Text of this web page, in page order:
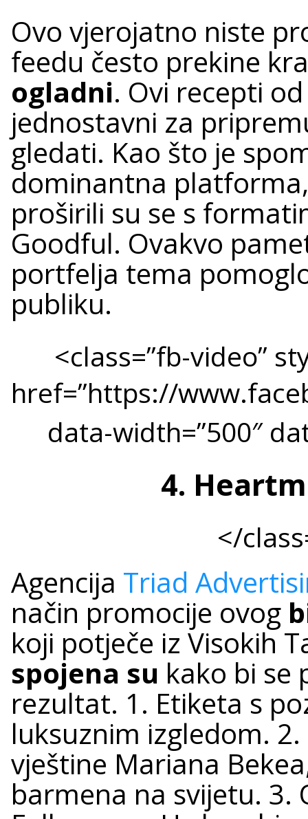
Ovo vjerojatno niste
feedu često prekine
ogladni. Ovi recepti
jednostavni za
gledati. Kao što je
dominantna
proširili su se s
Goodful. Ovakvo
portfelja tema
publiku.
<class=”fb-video”
href=”https://
data-width=”500″
4.
</
Agencija Triad
način promocije ovog
koji potječe iz Visokih
spojena su kako bi se
rezultat. 1. Etiketa s
luksuznim izgledom.
vještine Mariana
barmena na svijetu. 3.